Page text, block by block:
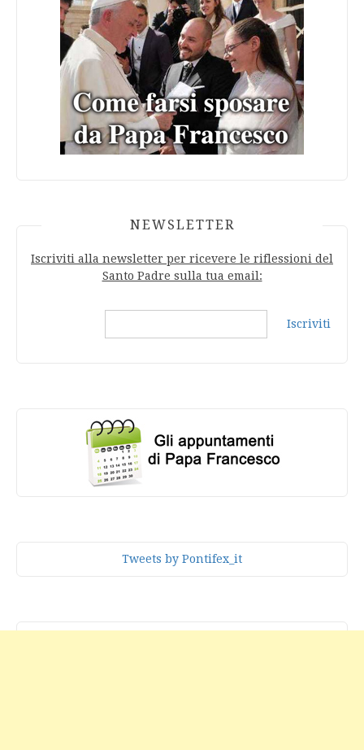
NEWSLETTER
Iscriviti alla newsletter per ricevere le riflessioni del
Santo Padre sulla tua email:
Iscriviti
Tweets by Pontifex_it